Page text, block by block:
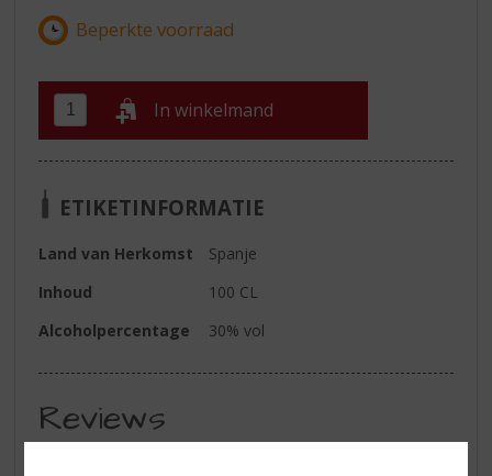
In winkelmand
ETIKETINFORMATIE
Land van Herkomst
Spanje
Inhoud
100 CL
Alcoholpercentage
30% vol
Reviews